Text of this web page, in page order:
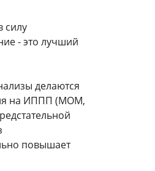
силу
- это лучший
делаются
на ИППП (МОМ,
повышает